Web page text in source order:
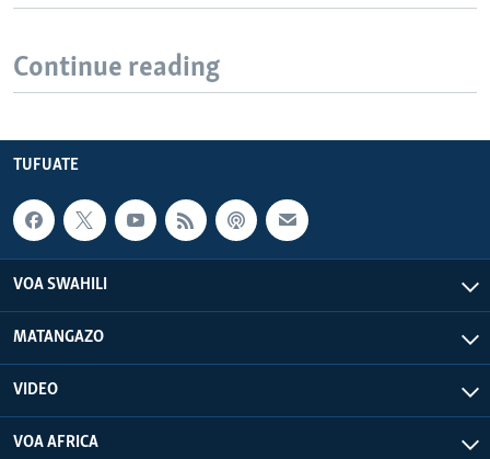
Continue reading
TUFUATE
VOA SWAHILI
MATANGAZO
VIDEO
VOA AFRICA